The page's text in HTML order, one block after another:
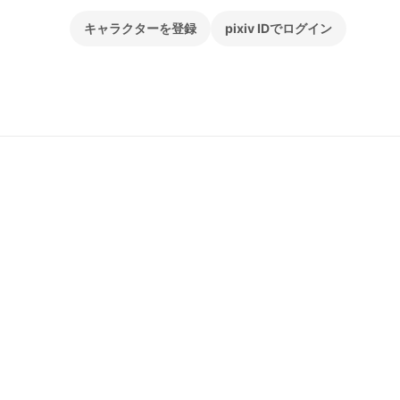
キャラクターを登録 pixiv IDでログイン